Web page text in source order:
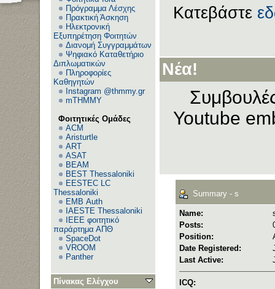
Πρόγραμμα Λέσχης
Πρακτική Άσκηση
Ηλεκτρονική
Εξυπηρέτηση Φοιτητών
Διανομή Συγγραμμάτων
Ψηφιακό Καταθετήριο
Διπλωματικών
Πληροφορίες
Καθηγητών
Instagram @thmmy.gr
mTHMMY
Φοιτητικές Ομάδες
ACM
Aristurtle
ART
ASAT
BEAM
BEST Thessaloniki
EESTEC LC
Thessaloniki
EΜΒ Auth
IAESTE Thessaloniki
IEEE φοιτητικό
παράρτημα ΑΠΘ
SpaceDot
VROOM
Panther
Πίνακας Ελέγχου
Κατεβάστε
Νέα!
Youtube
Summary - s
Name:
Posts:
Position:
Date Registered:
Last Active:
ICQ: